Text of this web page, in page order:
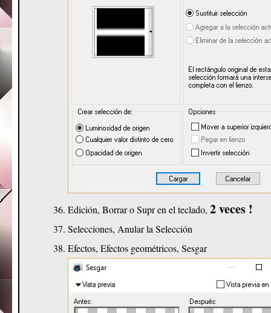
Edición, Borrar o Supr en el teclado, 2 veces !
Selecciones, Anular la Selección
Efectos, Efectos geométricos, Sesgar